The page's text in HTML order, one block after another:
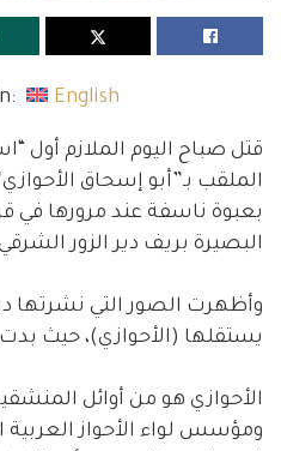
English
قتل صباح اليوم الملازم أول
الملقب بـ”أبو إسحاق
بعبوة ناسفة عند مرورها في
البصيرة بريف دير الزور
يستقلها (الأحوازي)، حيث
الأحوازي هو من أوائل
ومؤسس لواء الأحواز